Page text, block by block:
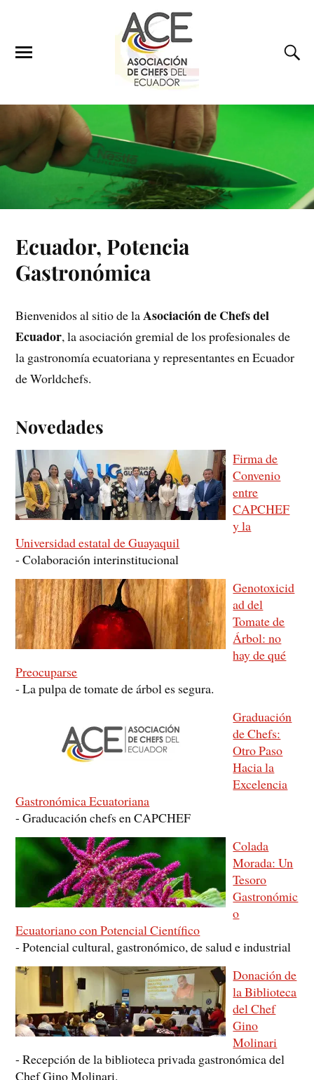
Ecuador, Potencia
Gastronómica
Bienvenidos al sitio de laAsociación de Chefs del
Ecuador, la asociación gremial de los profesionales de
la gastronomía ecuatoriana y representantes en Ecuador
de Worldchefs.
Novedades
Firma de
Convenio
entre
CAPCHEF
y la
Universidad estatal de Guayaquil
- Colaboración interinstitucional
Genotoxicid
ad del
Tomate de
Árbol: no
hay de qué
Preocuparse
- La pulpa de tomate de árbol es segura.
Graduación
de Chefs:
Otro Paso
Hacia la
Excelencia
Gastronómica Ecuatoriana
- Graducación chefs en CAPCHEF
Colada
Morada: Un
Tesoro
Gastronómic
o
Ecuatoriano con Potencial Científico
- Potencial cultural, gastronómico, de salud e industrial
Donación de
la Biblioteca
del Chef
Gino
Molinari
- Recepción de la biblioteca privada gastronómica del
Chef Gino Molinari.